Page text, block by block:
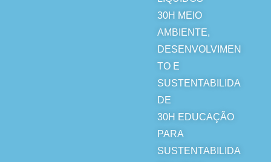
30H MEIO
AMBIENTE,
DESENVOLVIMEN
TO E
SUSTENTABILIDA
DE
30H EDUCAÇÃO
PARA
SUSTENTABILIDA